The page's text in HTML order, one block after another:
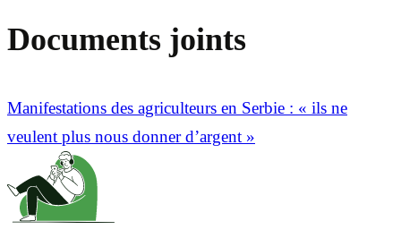
Documents joints
Manifestations des agriculteurs en Serbie : « ils ne
veulent plus nous donner d’argent »